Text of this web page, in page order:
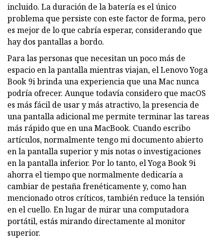
incluido. La duración de la batería es el único
problema que persiste con este factor de forma, pero
es mejor de lo que cabría esperar, considerando que
hay dos pantallas a bordo.
Para las personas que necesitan un poco más de
espacio en la pantalla mientras viajan, el Lenovo Yoga
Book 9i brinda una experiencia que una Mac nunca
podría ofrecer. Aunque todavía considero que macOS
es más fácil de usar y más atractivo, la presencia de
una pantalla adicional me permite terminar las tareas
más rápido que en una MacBook. Cuando escribo
artículos, normalmente tengo mi documento abierto
en la pantalla superior y mis notas o investigaciones
en la pantalla inferior. Por lo tanto, el Yoga Book 9i
ahorra el tiempo que normalmente dedicaría a
cambiar de pestaña frenéticamente y, como han
mencionado otros críticos, también reduce la tensión
en el cuello. En lugar de mirar una computadora
portátil, estás mirando directamente al monitor
superior.